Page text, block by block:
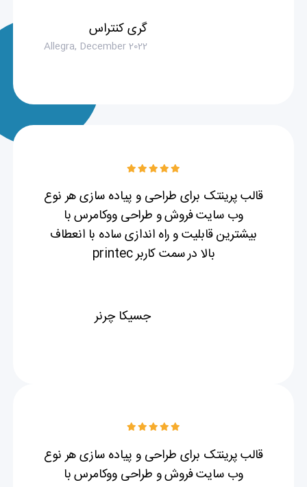
گری کنتراس
Allegra, December 2022
قالب پرینتک برای طراحی و پیاده سازی هر نوع
وب سایت فروش و طراحی ووکامرس با
بیشترین قابلیت و راه اندازی ساده با انعطاف
بالا در سمت کاربر printec
جسیکا چرنر
قالب پرینتک برای طراحی و پیاده سازی هر نوع
وب سایت فروش و طراحی ووکامرس با